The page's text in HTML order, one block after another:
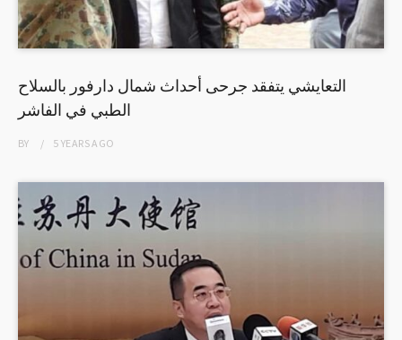
التعايشي يتفقد جرحى أحداث شمال دارفور بالسلاح
الطبي في الفاشر
BY 5 YEARSAGO